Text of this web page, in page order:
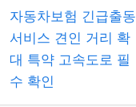
자동차보험 긴급출동
서비스 견인 거리 확
대 특약 고속도로 필
수 확인